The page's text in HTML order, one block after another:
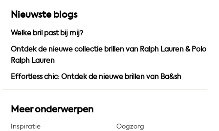
Nieuwste blogs
Welke bril past bij mij?
Ontdek de nieuwe collectie brillen van Ralph Lauren & Polo
Ralph Lauren
Effortless chic: Ontdek de nieuwe brillen van Ba&sh
Meer onderwerpen
Inspiratie Oogzorg